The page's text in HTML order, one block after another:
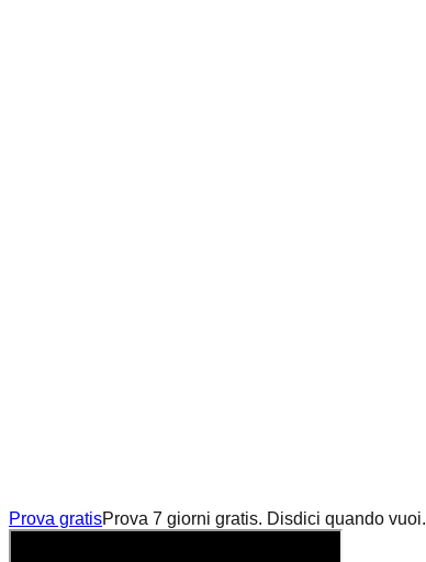
Prova gratisProva 7 giorni gratis. Disdici quando vuoi.